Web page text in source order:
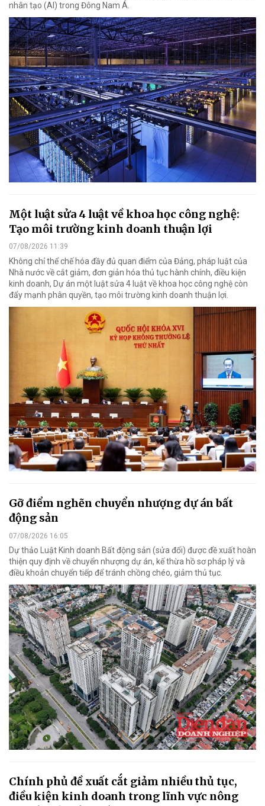
nhân tạo (AI) trong Đông Nam Á.
Một luật sửa 4 luật về khoa học công nghệ:
Tạo môi trường kinh doanh thuận lợi
07/08/2026 11:39
Không chỉ thể chế hóa đầy đủ quan điểm của Đảng, pháp luật của
Nhà nước về cắt giảm, đơn giản hóa thủ tục hành chính, điều kiện
kinh doanh, Dự án một luật sửa 4 luật về khoa học công nghệ còn
đẩy mạnh phân quyền, tạo môi trường kinh doanh thuận lợi.
Gỡ điểm nghẽn chuyển nhượng dự án bất
động sản
07/08/2026 16:05
Dự thảo Luật Kinh doanh Bất động sản (sửa đổi) được đề xuất hoàn
thiện quy định về chuyển nhượng dự án, kế thừa hồ sơ pháp lý và
điều khoản chuyển tiếp để tránh chồng chéo, giảm thủ tục.
Chính phủ đề xuất cắt giảm nhiều thủ tục,
điều kiện kinh doanh trong lĩnh vực nông